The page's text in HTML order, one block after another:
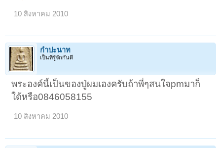
10 สิงหาคม 2010
กำปะนาท
เป็นที่รู้จักกันดี
พระองค์นี้เป็นของปู่ผมเองครับถ้าพี่ๆสนใจpmมาก็
ใด้หรือ0846058155
10 สิงหาคม 2010